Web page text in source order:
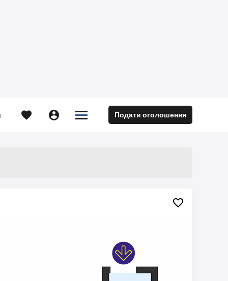
  

 Подати оголошення
